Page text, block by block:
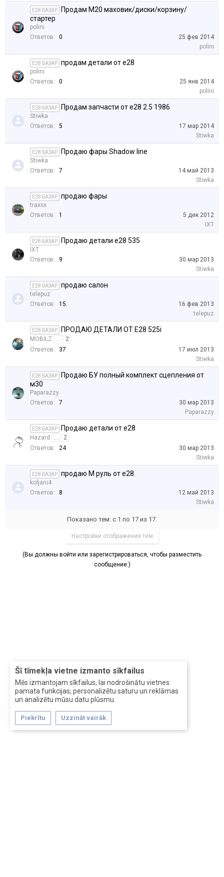
Šī tīmekļa vietne izmanto sīkfailus
Mēs izmantojam sīkfailus, lai nodrošinātu vietnes
pamata funkcijas, personalizētu saturu un reklāmas
un analizētu mūsu datu plūsmu.
Piekrītu Uzzināt vairāk
E28 БАЗАР
Продам M20 маховик/диски/корзину/
стартер
polini
Ответов:
0
25 фев 2014
polini
E28 БАЗАР продам детали от е28
polini
Ответов:
0
25 янв 2014
polini
E28 БАЗАР Продам запчасти от е28 2.5 1986
Stiwka
Ответов:
5
17 мар 2014
Stiwka
E28 БАЗАР Продаю фары Shadow line
Stiwka
Ответов:
7
14 май 2013
Stiwka
E28 БАЗАР продаю фары
traxxx
Ответов:
1
5 дек 2012
IXT
E28 БАЗАР Продаю детали е28 535
IXT
Ответов:
9
30 мар 2013
Stiwka
E28 БАЗАР продаю салон
telepuz
Ответов:
15
16 фев 2013
telepuz
E28 БАЗАР ПРОДАЮ ДЕТАЛИ ОТ Е28 525i
MOBILZ ...
2
Ответов:
37
17 июл 2013
Stiwka
E28 БАЗАР
Продаю БУ полный комплект сцепления от
м30
Paparazzy
Ответов:
7
30 мар 2013
Paparazzy
E28 БАЗАР Продаю детали от e28
Hazard ...
2
Ответов:
24
30 мар 2013
Stiwka
E28 БАЗАР продаю М руль от е28.
koljani4
Ответов:
8
12 май 2013
Stiwka
Показано тем: с 1 по 17 из 17.
Настройки отображения тем
(Вы должны войти или зарегистрироваться, чтобы разместить
сообщение.)